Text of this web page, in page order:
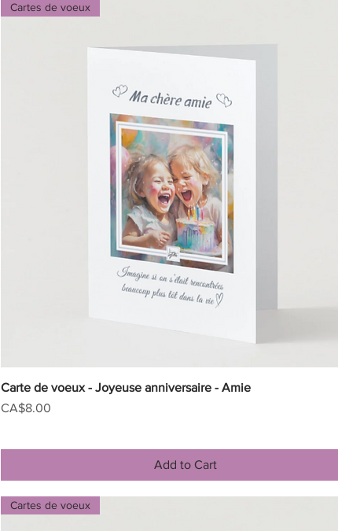
Quick View
Cartes de voeux
Carte de voeux - Joyeuse anniversaire - Amie
Price
CA$8.00
Add to Cart
Cartes de voeux